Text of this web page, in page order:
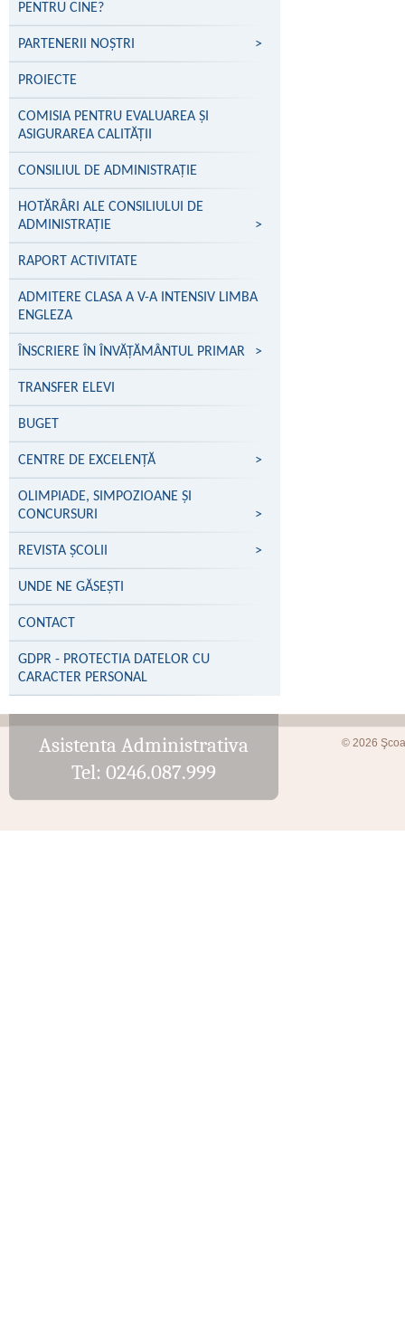
PENTRU CINE?
PARTENERII NOŞTRI >
PROIECTE
COMISIA PENTRU EVALUAREA ȘI
ASIGURAREA CALITĂȚII
CONSILIUL DE ADMINISTRAȚIE
HOTĂRÂRI ALE CONSILIULUI DE
ADMINISTRAȚIE
>
RAPORT ACTIVITATE
ADMITERE CLASA A V-A INTENSIV LIMBA
ENGLEZA
ÎNSCRIERE ÎN ÎNVĂŢĂMÂNTUL PRIMAR >
TRANSFER ELEVI
BUGET
CENTRE DE EXCELENŢĂ >
OLIMPIADE, SIMPOZIOANE ȘI
CONCURSURI
>
REVISTA ȘCOLII >
UNDE NE GĂSEŞTI
CONTACT
GDPR - PROTECTIA DATELOR CU
CARACTER PERSONAL
Asistenta Administrativa
Tel: 0246.087.999
© 2026